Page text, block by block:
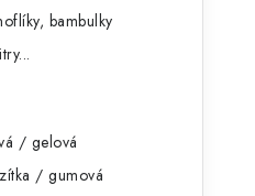
bambulky
/ gelová
/ gumová